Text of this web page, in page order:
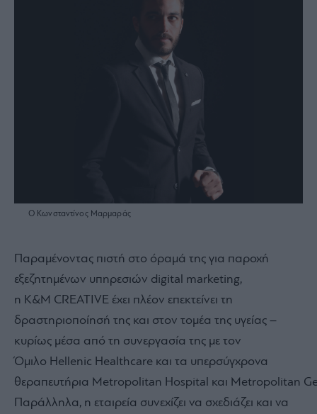
O Κωνσταντίνος Μαρμαράς
Παραμένοντας πιστή στο όραμά της για παροχή
εξεζητημένων υπηρεσιών digital marketing,
η K&M CREATIVE έχει πλέον επεκτείνει τη
δραστηριοποίησή της και στον τομέα της υγείας –
κυρίως μέσα από τη συνεργασία της με τον
Όμιλο Hellenic Healthcare και τα υπερσύγχρονα
θεραπευτήρια Metropolitan Hospital και Metropolitan
Παράλληλα, η εταιρεία συνεχίζει να σχεδιάζει και να